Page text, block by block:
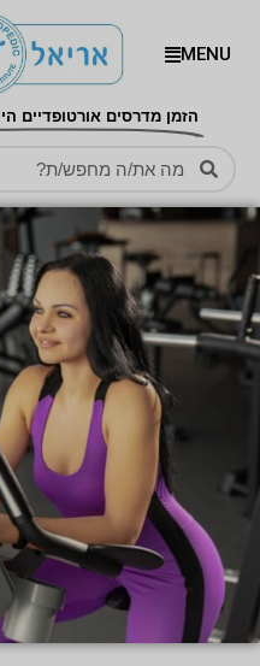
MENU
הזמן מדרסים אורטופדיים